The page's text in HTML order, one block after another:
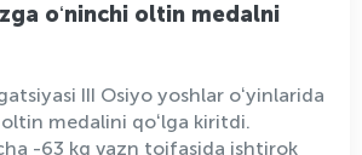
oʻninchi oltin medalni
III Osiyo yoshlar oʻyinlarida
medalini qoʻlga kiritdi.
-63 kg vazn toifasida ishtirok